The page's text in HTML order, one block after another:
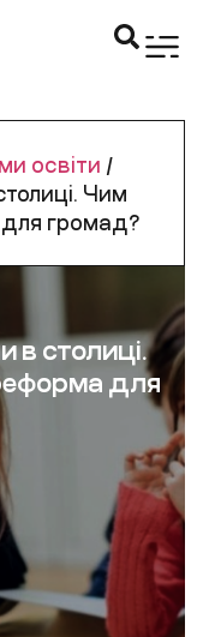
освіти /
Чим
для громад?
в столиці.
для